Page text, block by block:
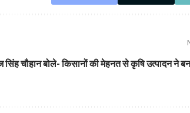
सिंह चौहान बोले- किसानों की मेहनत से कृषि उत्पादन ने